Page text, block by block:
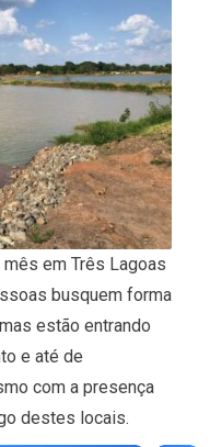
em Três Lagoas
busquem forma
estão entrando
e até de
com a presença
destes locais.